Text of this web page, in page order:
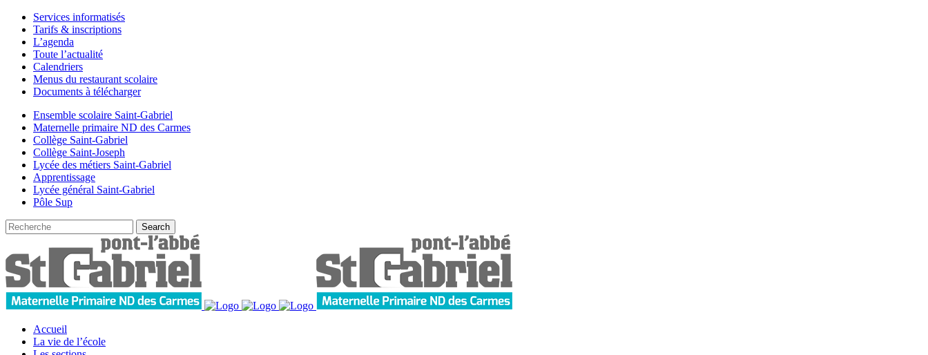
Services informatisés
Tarifs & inscriptions
L’agenda
Toute l’actualité
Calendriers
Menus du restaurant scolaire
Documents à télécharger
Ensemble scolaire Saint-Gabriel
Maternelle primaire ND des Carmes
Collège Saint-Gabriel
Collège Saint-Joseph
Lycée des métiers Saint-Gabriel
Apprentissage
Lycée général Saint-Gabriel
Pôle Sup
Accueil
La vie de l’école